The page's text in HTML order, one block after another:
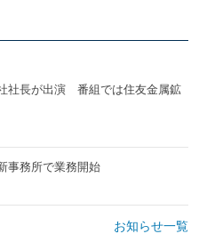
社長が出演 番組では住友金属鉱
事務所で業務開始
お知らせ一覧